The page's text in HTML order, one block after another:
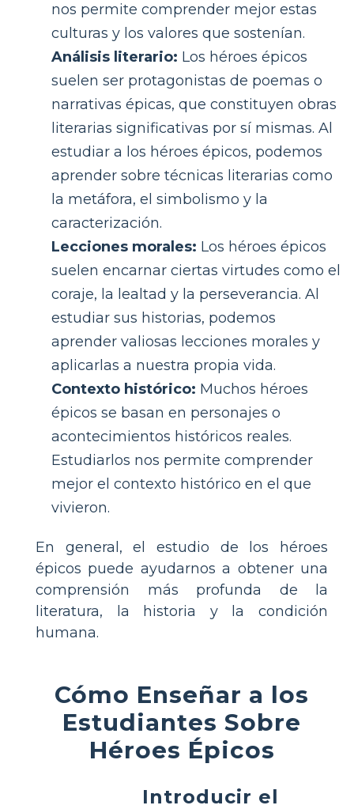
nos permite comprender mejor estas
culturas y los valores que sostenían.
Análisis literario: Los héroes épicos
suelen ser protagonistas de poemas o
narrativas épicas, que constituyen obras
literarias significativas por sí mismas. Al
estudiar a los héroes épicos, podemos
aprender sobre técnicas literarias como
la metáfora, el simbolismo y la
caracterización.
Lecciones morales: Los héroes épicos
suelen encarnar ciertas virtudes como el
coraje, la lealtad y la perseverancia. Al
estudiar sus historias, podemos
aprender valiosas lecciones morales y
aplicarlas a nuestra propia vida.
Contexto histórico: Muchos héroes
épicos se basan en personajes o
acontecimientos históricos reales.
Estudiarlos nos permite comprender
mejor el contexto histórico en el que
vivieron.
En general, el estudio de los héroes
épicos puede ayudarnos a obtener una
comprensión más profunda de la
literatura, la historia y la condición
humana.
Cómo Enseñar a los
Estudiantes Sobre
Héroes Épicos
Introducir el